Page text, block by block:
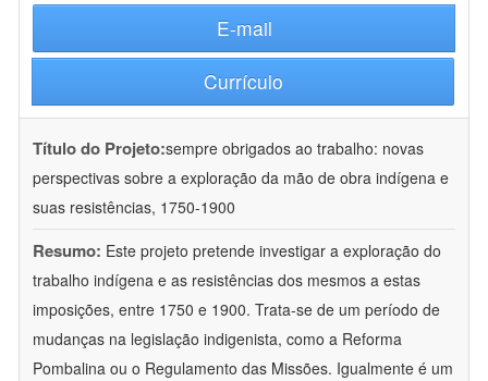
E-mail
Currículo
Título do Projeto:sempre obrigados ao trabalho: novas
perspectivas sobre a exploração da mão de obra indígena e
suas resistências, 1750-1900
Resumo: Este projeto pretende investigar a exploração do
trabalho indígena e as resistências dos mesmos a estas
imposições, entre 1750 e 1900. Trata-se de um período de
mudanças na legislação indigenista, como a Reforma
Pombalina ou o Regulamento das Missões. Igualmente é um